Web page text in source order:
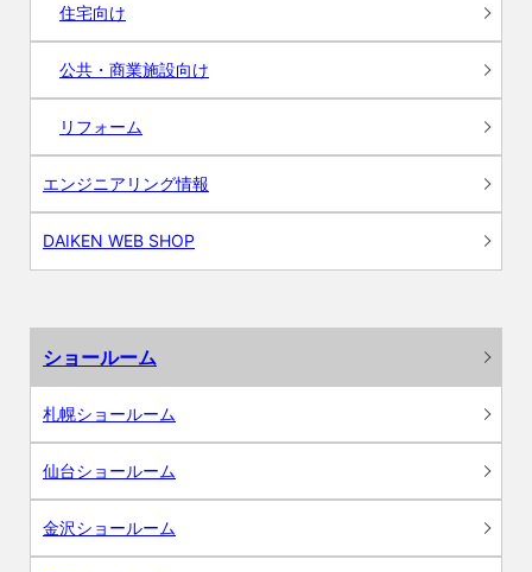
住宅向け
公共・商業施設向け
リフォーム
エンジニアリング情報
DAIKEN WEB SHOP
ショールーム
札幌ショールーム
仙台ショールーム
金沢ショールーム